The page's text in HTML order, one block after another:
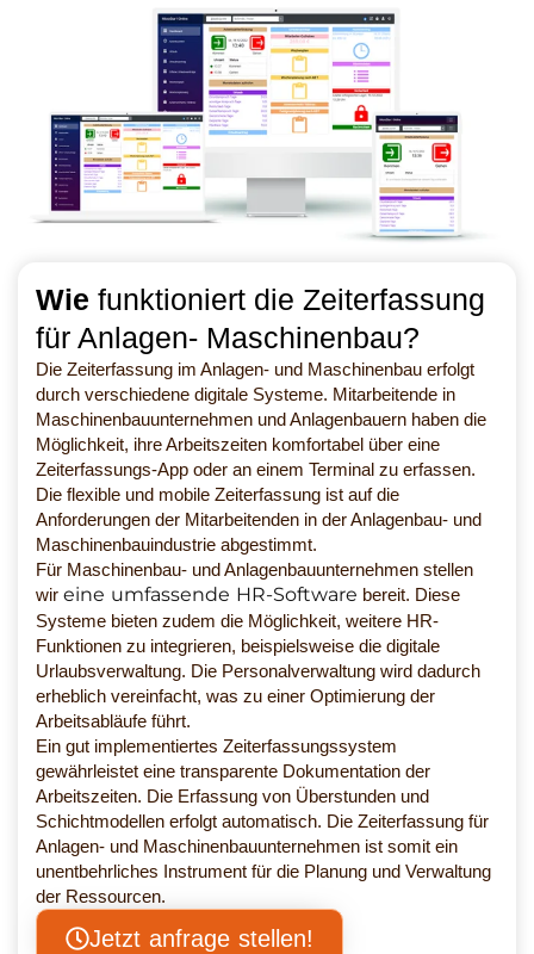
Wie funktioniert die Zeiterfassung
für Anlagen- Maschinenbau?
Die Zeiterfassung im Anlagen- und Maschinenbau erfolgt
durch verschiedene digitale Systeme. Mitarbeitende in
Maschinenbauunternehmen und Anlagenbauern haben die
Möglichkeit, ihre Arbeitszeiten komfortabel über eine
Zeiterfassungs-App oder an einem Terminal zu erfassen.
Die flexible und mobile Zeiterfassung ist auf die
Anforderungen der Mitarbeitenden in der Anlagenbau- und
Maschinenbauindustrie abgestimmt.
Für Maschinenbau- und Anlagenbauunternehmen stellen
wir eine umfassende HR-Software bereit. Diese
Systeme bieten zudem die Möglichkeit, weitere HR-
Funktionen zu integrieren, beispielsweise die digitale
Urlaubsverwaltung. Die Personalverwaltung wird dadurch
erheblich vereinfacht, was zu einer Optimierung der
Arbeitsabläufe führt.
Ein gut implementiertes Zeiterfassungssystem
gewährleistet eine transparente Dokumentation der
Arbeitszeiten. Die Erfassung von Überstunden und
Schichtmodellen erfolgt automatisch. Die Zeiterfassung für
Anlagen- und Maschinenbauunternehmen ist somit ein
unentbehrliches Instrument für die Planung und Verwaltung
der Ressourcen.
Jetzt anfrage stellen!